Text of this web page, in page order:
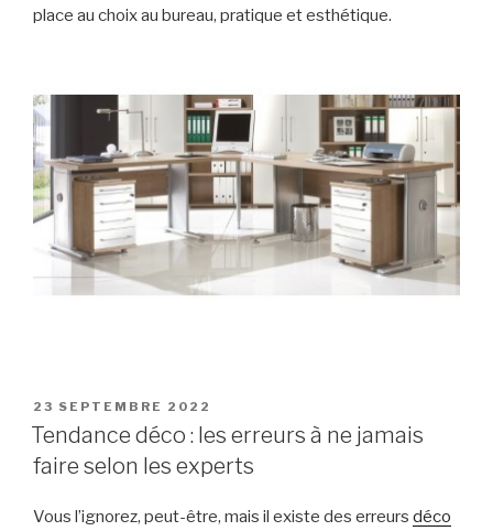
place au choix au bureau, pratique et esthétique.
PUBLIÉ
LE
23 SEPTEMBRE 2022
Tendance déco : les erreurs à ne jamais
faire selon les experts
Vous l’ignorez, peut-être, mais il existe des erreurs déco